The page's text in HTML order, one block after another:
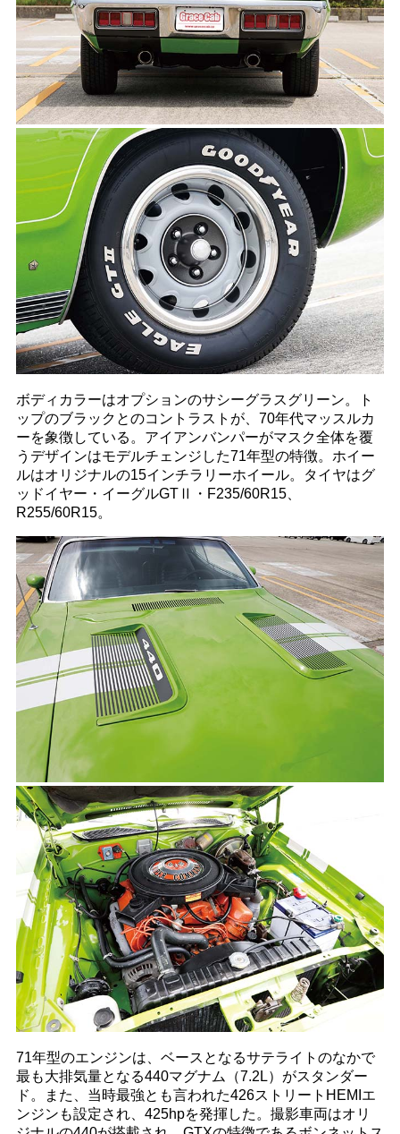
ボディカラーはオプションのサシーグラスグリーン。ト
ップのブラックとのコントラストが、70年代マッスルカ
ーを象徴している。アイアンバンパーがマスク全体を覆
うデザインはモデルチェンジした71年型の特徴。ホイー
ルはオリジナルの15インチラリーホイール。タイヤはグ
ッドイヤー・イーグルGTⅡ・F235/60R15、
R255/60R15。
71年型のエンジンは、ベースとなるサテライトのなかで
最も大排気量となる440マグナム（7.2L）がスタンダー
ド。また、当時最強とも言われた426ストリートHEMIエ
ンジンも設定され、425hpを発揮した。撮影車両はオリ